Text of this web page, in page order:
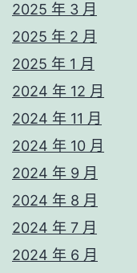
2025 年 3 月
2025 年 2 月
2025 年 1 月
2024 年 12 月
2024 年 11 月
2024 年 10 月
2024 年 9 月
2024 年 8 月
2024 年 7 月
2024 年 6 月